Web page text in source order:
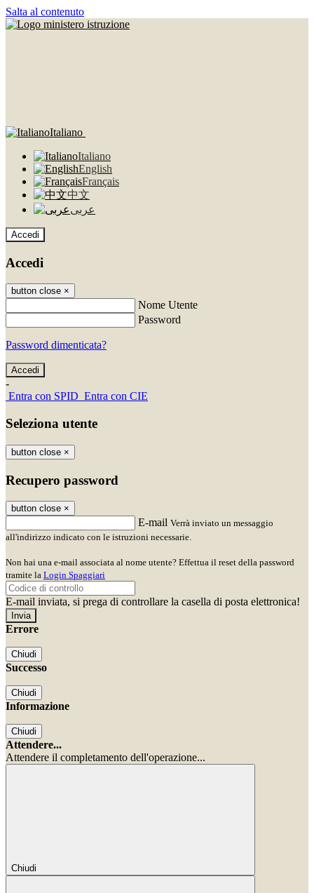
Salta al contenuto
Italiano
Italiano
English
Français
中文
عربى
Accedi
Accedi
button close ×
Nome Utente
Password
Password dimenticata?
-
Entra con SPID Entra con CIE
Seleziona utente
button close ×
Recupero password
button close ×
E-mail Verrà inviato un messaggio
all'indirizzo indicato con le istruzioni necessarie.
Non hai una e-mail associata al nome utente? Effettua il reset della password
tramite la Login Spaggiari
E-mail inviata, si prega di controllare la casella di posta elettronica!
Errore
Chiudi
Successo
Chiudi
Informazione
Chiudi
Attendere...
Attendere il completamento dell'operazione...
Chiudi